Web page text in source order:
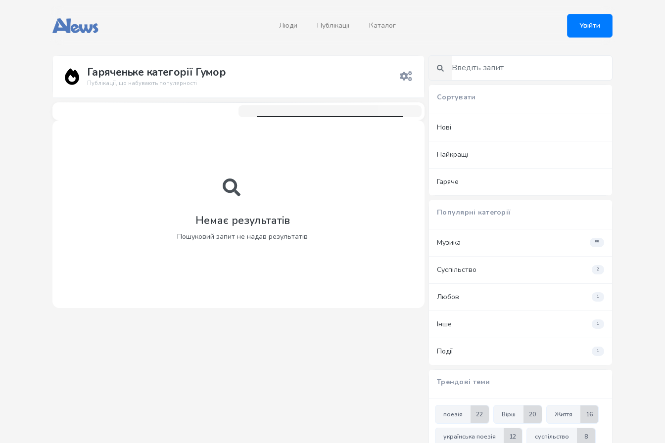
Люди Публікації Каталог Увійти
Гаряченьке категорії Гумор
Публікації, що набувають популярності
Немає результатів
Пошуковий запит не надав результатів
Сортувати
Нові
Найкращі
Гаряче
Популярні категорії
Музика 55
Суспільство 2
Любов 1
Інше 1
Події 1
Трендові теми
поезія 22 Вірш 20 Життя 16
українська поезія 12 суспільство 8